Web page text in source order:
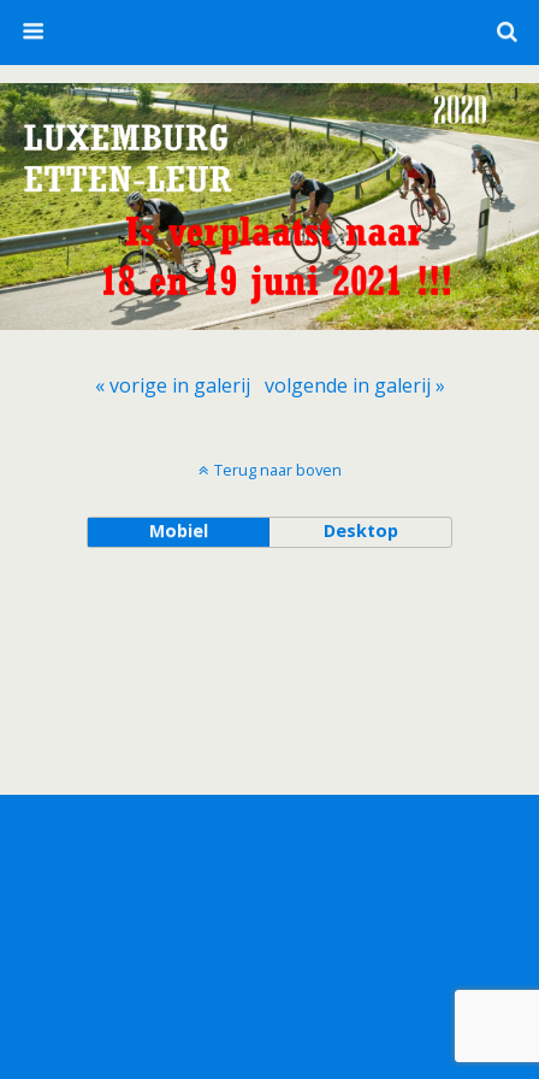
« vorige in galerij volgende in galerij »
Terug naar boven
Mobiel Desktop